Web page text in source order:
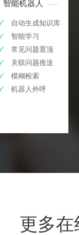
智能机器人
自动生成知识库
智能学习
常见问题置顶
关联问题推送
模糊检索
机器人外呼
更多